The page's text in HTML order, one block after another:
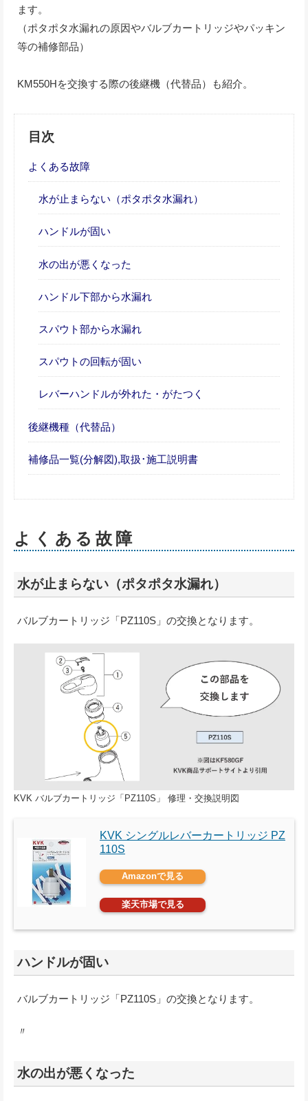
ます。
（ポタポタ水漏れの原因やバルブカートリッジやパッキン
等の補修部品）
KM550Hを交換する際の後継機（代替品）も紹介。
目次
よくある故障
水が止まらない（ポタポタ水漏れ）
ハンドルが固い
水の出が悪くなった
ハンドル下部から水漏れ
スパウト部から水漏れ
スパウトの回転が固い
レバーハンドルが外れた・がたつく
後継機種（代替品）
補修品一覧(分解図),取扱･施工説明書
よくある故障
水が止まらない（ポタポタ水漏れ）
バルブカートリッジ「PZ110S」の交換となります。
KVK バルブカートリッジ「PZ110S」 修理・交換説明図
KVK シングルレバーカートリッジ PZ
110S
Amazonで見る
楽天市場で見る
ハンドルが固い
バルブカートリッジ「PZ110S」の交換となります。
〃
水の出が悪くなった